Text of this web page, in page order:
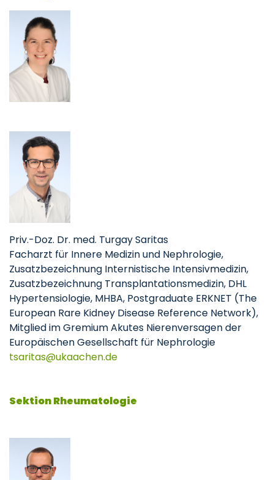
Priv.-Doz. Dr. med. Turgay Saritas
Facharzt für Innere Medizin und Nephrologie,
Zusatzbezeichnung Internistische Intensivmedizin,
Zusatzbezeichnung Transplantationsmedizin, DHL
Hypertensiologie, MHBA, Postgraduate ERKNET (The
European Rare Kidney Disease Reference Network),
Mitglied im Gremium Akutes Nierenversagen der
Europäischen Gesellschaft für Nephrologie
tsaritas
ukaachende
Sektion Rheumatologie